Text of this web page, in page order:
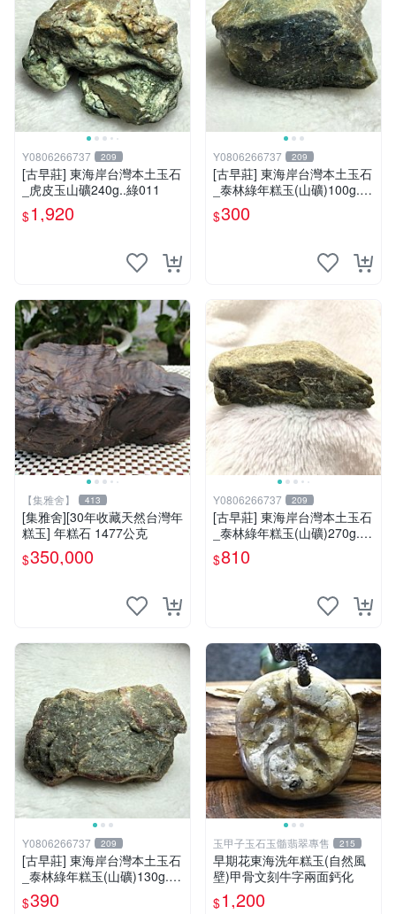
Y0806266737 209
[古早莊] 東海岸台灣本土玉石
_虎皮玉山礦240g..綠011
$1,920
Y0806266737 209
[古早莊] 東海岸台灣本土玉石
_泰林綠年糕玉(山礦)100g..Q
Q.溫潤.雕刻上選好料_綠007
$300
【集雅舍】 413
[集雅舍][30年收藏天然台灣年
糕玉] 年糕石 1477公克
$350,000
Y0806266737 209
[古早莊] 東海岸台灣本土玉石
_泰林綠年糕玉(山礦)270g..Q
Q.溫潤.雕刻上選好料_綠001
$810
Y0806266737 209
[古早莊] 東海岸台灣本土玉石
_泰林綠年糕玉(山礦)130g..Q
Q.溫潤.雕刻上選好料_綠010
$390
玉甲子玉石玉髓翡翠專售 215
早期花東海洗年糕玉(自然風
壁)甲骨文刻牛字兩面鈣化
$1,200